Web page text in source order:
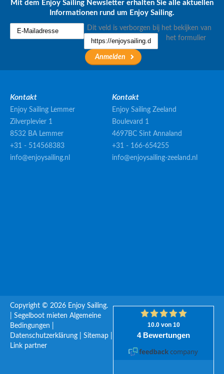
Mit dem Enjoy Sailing Newsletter erhalten Sie alle aktuellen
Informationen rund um Enjoy Sailing.
Dit veld is verborgen bij het bekijken van
het formulier
Kontakt
Enjoy Sailing Lemmer
Zilverplevier 1
8532 BA Lemmer
+31 - 514568383
info@enjoysailing.nl
Kontakt
Enjoy Sailing Zeeland
Boulevard 1
4697BC Sint Annaland
+31 - 166-654255
info@enjoysailing-zeeland.nl
Copyright © 2026 Enjoy Sailing.
Segelboot mieten Algemeine
Bedingungen
Datenschutzerklärung
Sitemap
Link partner